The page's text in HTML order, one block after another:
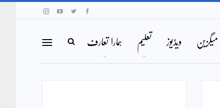
میگزین ویڈیوز تعلیم ہمارا تعارف